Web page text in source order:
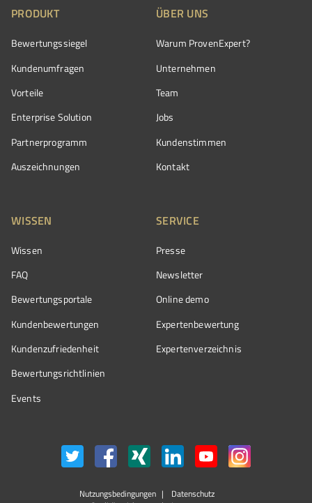
PRODUKT
Bewertungssiegel
Kundenumfragen
Vorteile
Enterprise Solution
Partnerprogramm
Auszeichnungen
ÜBER UNS
Warum ProvenExpert?
Unternehmen
Team
Jobs
Kundenstimmen
Kontakt
WISSEN
Wissen
FAQ
Bewertungsportale
Kundenbewertungen
Kundenzufriedenheit
Bewertungs­richtlinien
Events
SERVICE
Presse
Newsletter
Online demo
Expertenbewertung
Expertenverzeichnis
Nutzungsbedingungen
Datenschutz